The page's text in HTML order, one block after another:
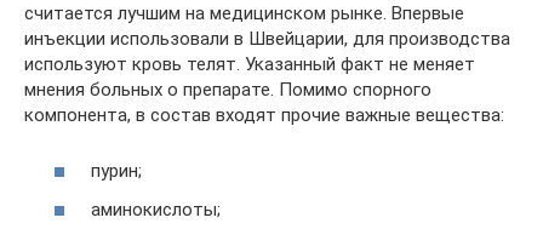
считается лучшим на медицинском рынке. Впервые
инъекции использовали в Швейцарии, для производства
используют кровь телят. Указанный факт не меняет
мнения больных о препарате. Помимо спорного
компонента, в состав входят прочие важные вещества:
пурин;
аминокислоты;